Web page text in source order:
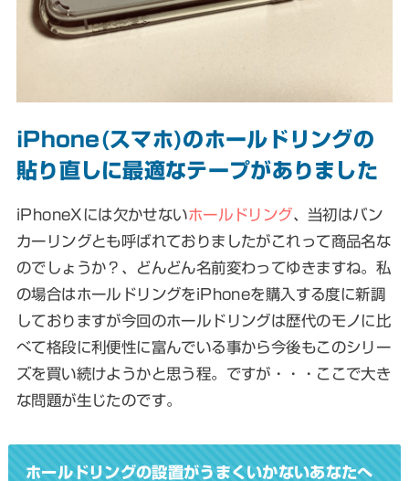
iPhone(スマホ)のホールドリングの
貼り直しに最適なテープがありました
iPhoneXには欠かせないホールドリング、 当初はバン
カーリングとも呼ばれておりましたがこれって商品名な
のでしょうか？、どんどん名前変わってゆきますね。私
の場合はホールドリングをiPhoneを購入する度に新調
しておりますが今回のホールドリングは歴代のモノに比
べて格段に利便性に富んでいる事から今後もこのシリー
ズを買い続けようかと思う程。ですが・・・ここで大き
な問題が生じたのです。
ホールドリングの設置がうまくいかないあなたへ